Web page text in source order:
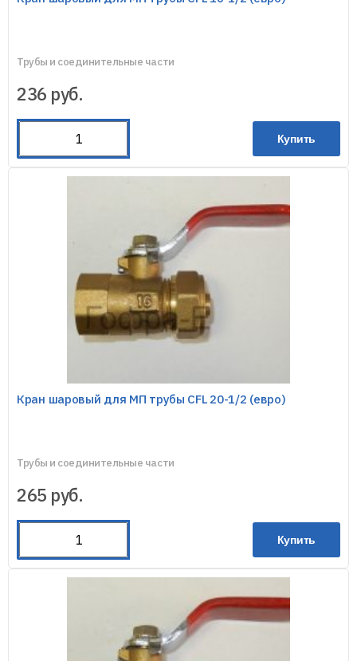
Трубы и соединительные части
236 руб.
Купить
Кран шаровый для МП трубы CFL 20-1/2 (евро)
Трубы и соединительные части
265 руб.
Купить